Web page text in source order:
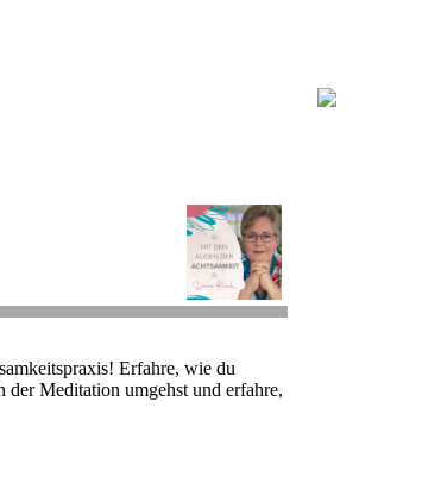
Erfahre, wie du
Meditation umgehst und erfahre,